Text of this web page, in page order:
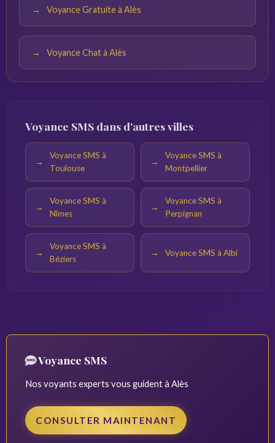
Voyance Gratuite à Alès
Voyance Chat à Alès
Voyance SMS dans d'autres villes
Voyance SMS à
Toulouse
Voyance SMS à
Montpellier
Voyance SMS à
Nîmes
Voyance SMS à
Perpignan
Voyance SMS à
Béziers
Voyance SMS à Albi
Voyance SMS
Nos voyants experts vous guident à Alès
CONSULTER MAINTENANT